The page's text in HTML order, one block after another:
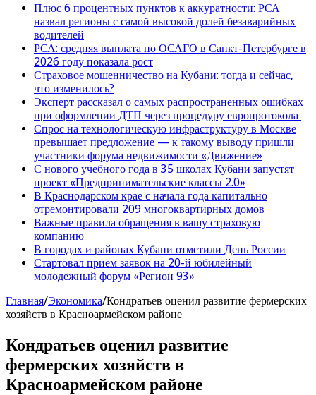
Плюс 6 процентных пунктов к аккуратности: РСА
назвал регионы с самой высокой долей безаварийных
водителей
РСА: средняя выплата по ОСАГО в Санкт-Петербурге в
2026 году показала рост
Страховое мошенничество на Кубани: тогда и сейчас,
что изменилось?
Эксперт рассказал о самых распространенных ошибках
при оформлении ДТП через процедуру европротокола
Спрос на технологическую инфраструктуру в Москве
превышает предложение — к такому выводу пришли
участники форума недвижимости «Движение»
С нового учебного года в 35 школах Кубани запустят
проект «Предпринимательские классы 2.0»
В Краснодарском крае с начала года капитально
отремонтировали 209 многоквартирных домов
Важные правила обращения в вашу страховую
компанию
В городах и районах Кубани отметили День России
Стартовал прием заявок на 20-й юбилейный
молодежный форум «Регион 93»
Главная/Экономика/Кондратьев оценил развитие фермерских
хозяйств в Красноармейском районе
Кондратьев оценил развитие
фермерских хозяйств в
Красноармейском районе